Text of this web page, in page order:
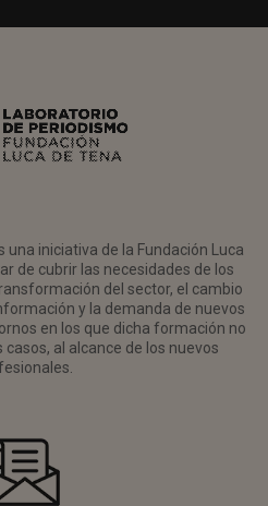
iniciativa de la Fundación Luca
de cubrir las necesidades de los
del sector, el cambio
y la demanda de nuevos
en los que dicha formación no
al alcance de los nuevos